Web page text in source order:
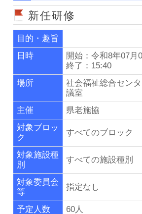
新任研修
目的・趣旨
日時
開始：令和8年07月
終了：15:40
場所
社会福祉総合セン
議室
主催
県老施協
対象ブロッ
ク
すべてのブロック
対象施設種
別
すべての施設種別
対象委員会
等
指定なし
予定人数
60人
イベントカレンダー
イベント報告
お知らせ一覧
リンク集
群馬県老施協について
施設のご利用案内
事務局連絡先・所在地